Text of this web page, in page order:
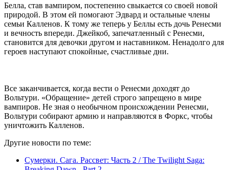
Белла, став вампиром, постепенно свыкается со своей новой
природой. В этом ей помогают Эдвард и остальные члены
семьи Калленов. К тому же теперь у Беллы есть дочь Ренесми
и вечность впереди. Джейкоб, запечатленный с Ренесми,
становится для девочки другом и наставником. Ненадолго для
героев наступают спокойные, счастливые дни.
Все заканчивается, когда вести о Ренесми доходят до
Вольтури. «Обращение» детей строго запрещено в мире
вампиров. Не зная о необычном происхождении Ренесми,
Вольтури собирают армию и направляются в Форкс, чтобы
уничтожить Калленов.
Другие новости по теме:
Сумерки. Сага. Рассвет: Часть 2 / The Twilight Saga: